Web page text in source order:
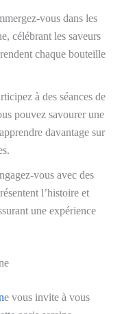
vous dans les
célébrant les saveurs
chaque bouteille
à des séances de
pouvez savourer une
davantage sur
vous avec des
l’histoire et
une expérience
e vous invite à vous